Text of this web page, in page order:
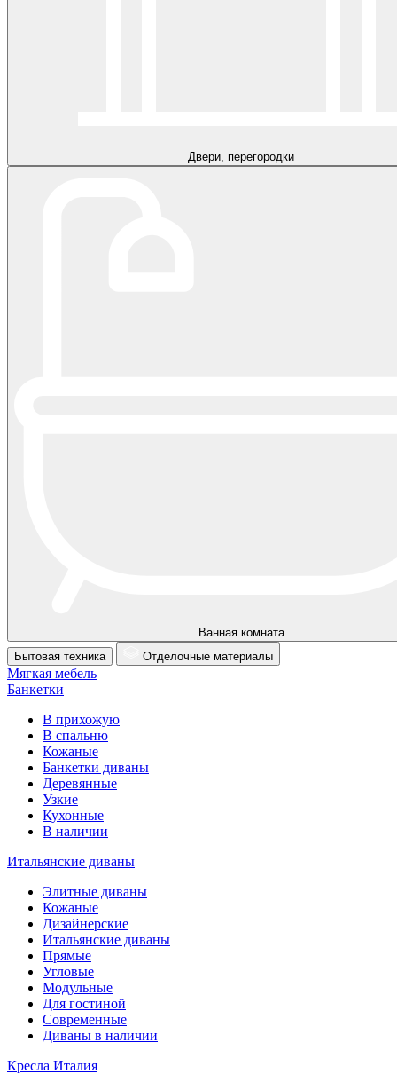
Двери, перегородки
Ванная комната
Бытовая техника
Отделочные материалы
Мягкая мебель
Банкетки
В прихожую
В спальню
Кожаные
Банкетки диваны
Деревянные
Узкие
Кухонные
В наличии
Итальянские диваны
Элитные диваны
Кожаные
Дизайнерские
Итальянские диваны
Прямые
Угловые
Модульные
Для гостиной
Современные
Диваны в наличии
Кресла Италия